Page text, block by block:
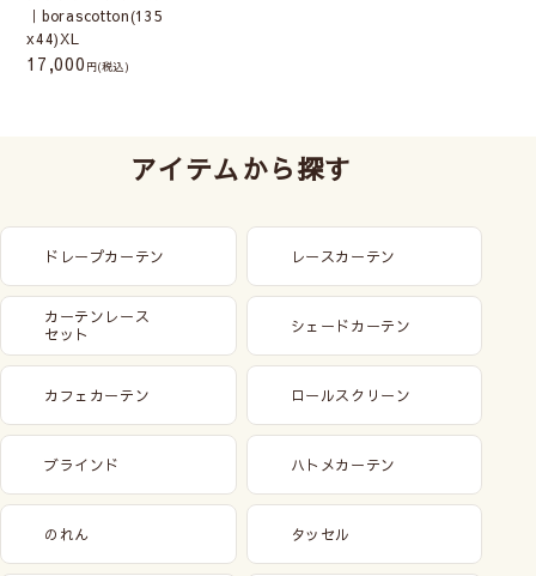
｜borascotton(135
x44)XL
17,000 (税込)
アイテムから探す
ドレープカーテン レースカーテン
カーテンレース
セット
シェードカーテン
カフェカーテン ロールスクリーン
ブラインド ハトメカーテン
のれん タッセル